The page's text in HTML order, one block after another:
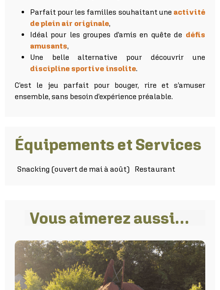
Parfait pour les familles souhaitant une activité
de plein air originale,
Idéal pour les groupes d’amis en quête de défis
amusants,
Une belle alternative pour découvrir une
discipline sportive insolite.
C’est le jeu parfait pour bouger, rire et s’amuser
ensemble, sans besoin d’expérience préalable.
Équipements et Services
Vous aimerez aussi…